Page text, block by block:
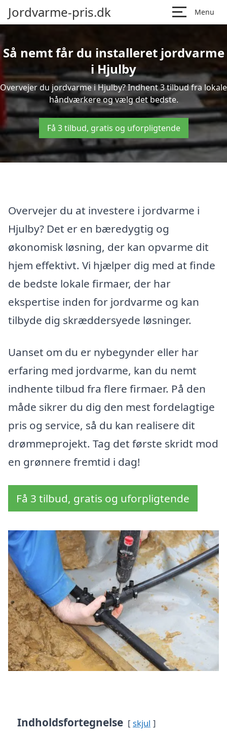
Jordvarme-pris.dk Menu
Så nemt får du installeret jordvarme
i Hjulby
Overvejer du jordvarme i Hjulby? Indhent 3 tilbud fra lokale
håndværkere og vælg det bedste.
Få 3 tilbud, gratis og uforpligtende
Overvejer du at investere i jordvarme i
Hjulby? Det er en bæredygtig og
økonomisk løsning, der kan opvarme dit
hjem effektivt. Vi hjælper dig med at finde
de bedste lokale firmaer, der har
ekspertise inden for jordvarme og kan
tilbyde dig skræddersyede løsninger.
Uanset om du er nybegynder eller har
erfaring med jordvarme, kan du nemt
indhente tilbud fra flere firmaer. På den
måde sikrer du dig den mest fordelagtige
pris og service, så du kan realisere dit
drømmeprojekt. Tag det første skridt mod
en grønnere fremtid i dag!
Få 3 tilbud, gratis og uforpligtende
Indholdsfortegnelse skjul